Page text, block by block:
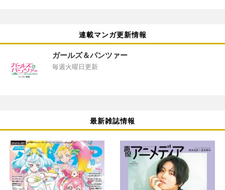
連載マンガ更新情報
ガールズ＆パンツァー
毎週火曜日更新
最新雑誌情報